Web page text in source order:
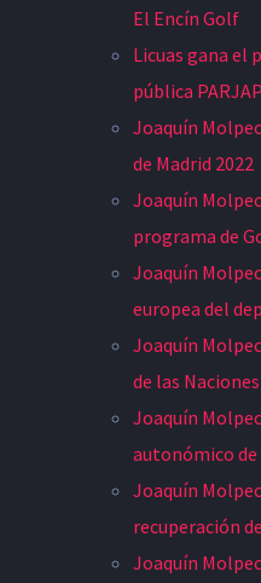
El Encín Golf
Licuas gana el
pública
Joaquín
de Madrid 2022
Joaquín
programa de
Joaquín
europea del
Joaquín
de las Naciones
Joaquín
autonómico
Joaquín
recuperación
Joaquín